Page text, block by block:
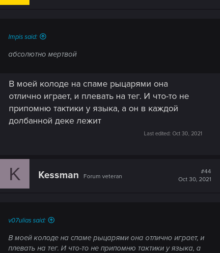
Impis said:
абсолютно мертвой
В моей колоде на спаме рыцарями она
отлично играет, и плевать на тег. И что-то не
припомню тактики у языка, а он в каждой
долбанной деке лежит
Last edited: Oct 30, 2021
K Kessman Forum veteran
#44
Oct 30, 2021
v07ulias said:
В моей колоде на спаме рыцарями она отлично играет, и
плевать на тег. И что-то не припомню тактики у языка, а